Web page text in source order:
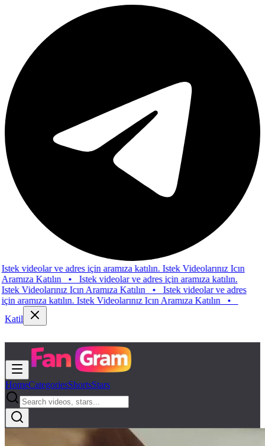
ve adres için aramıza katılın. Istek Videolarınız Icın
Katılın•Istek videolar ve adres için aramıza katılın.
Icın Aramıza Katılın•Istek videolar ve adres
katılın. Istek Videolarınız Icın Aramıza Katılın•
Katil
HomeCategoriesShortsStars